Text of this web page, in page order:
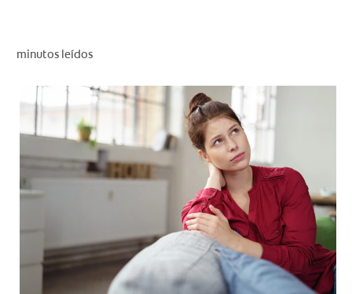
PARA PROFESIONALES
DO (ES)
SUSCRÍBASE
minutos leídos